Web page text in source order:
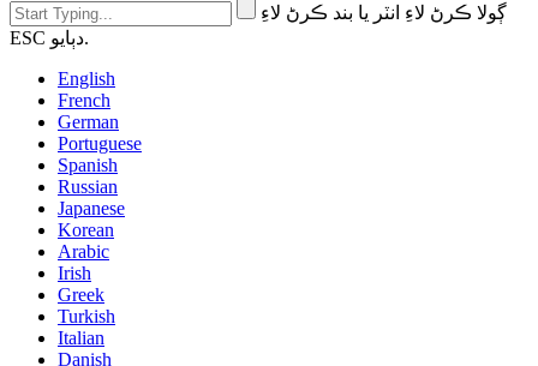
ڳولا ڪرڻ لاءِ انٽر يا بند ڪرڻ لاءِ
ESC دٻايو.
English
French
German
Portuguese
Spanish
Russian
Japanese
Korean
Arabic
Irish
Greek
Turkish
Italian
Danish